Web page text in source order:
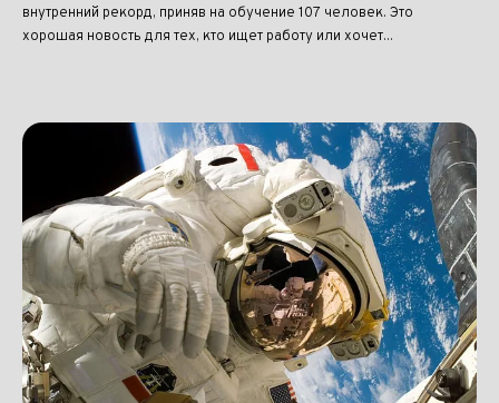
внутренний рекорд, приняв на обучение 107 человек. Это
хорошая новость для тех, кто ищет работу или хочет...